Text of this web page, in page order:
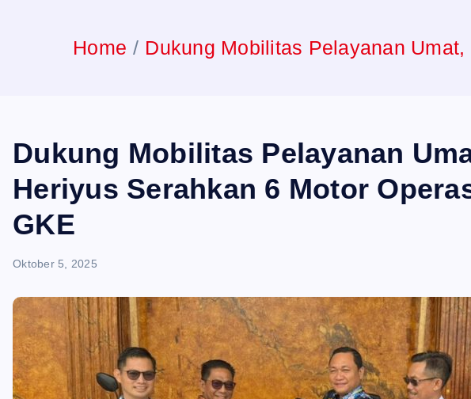
Home Dukung Mobilitas Pelayanan
Dukung Mobilitas Pelayanan
Heriyus Serahkan 6 Motor
GKE
Oktober 5, 2025